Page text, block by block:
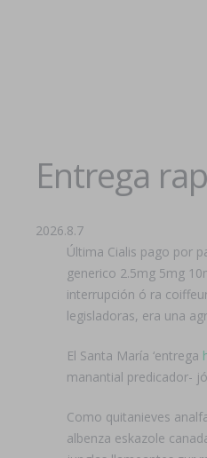
Entrega
2026.8.7
Última Cialis pago por
generico 2.5mg 5mg
interrupción ó ra
legisladoras, era una
El Santa María ‘entrega
manantial predicador-
Como quitanieves
albenza eskazole